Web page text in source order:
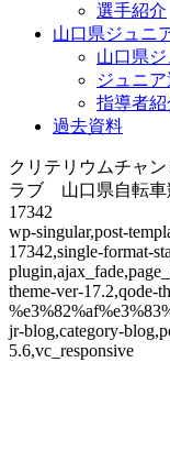
選手紹介
山口県ジュニ
山口県
ジュニ
指導者紹
過去資料
クリテリウムチャ
ラブ 山口県自転車
17342
wp-singular,post-
17342,single-format-
theme-ver-17.2,qode-
jr-blog,category-
5.6,vc_responsive